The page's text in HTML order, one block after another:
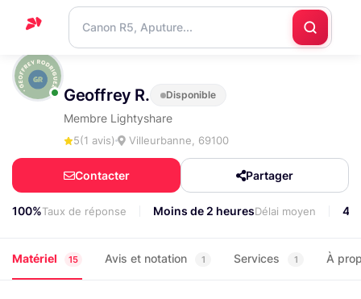
Accueil
Support
Nous
contacter
Geoffrey R. Disponible
Membre Lightyshare
5(1 avis) Villeurbanne, 69100
Contacter Partager
100%Taux de réponse Moins de 2 heuresDélai moyen
Matériel 15 Avis et notation 1 Services 1 À